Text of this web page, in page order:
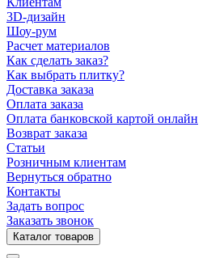
3D-дизайн
Шоу-рум
Расчет материалов
Как сделать заказ?
Как выбрать плитку?
Доставка заказа
Оплата заказа
Оплата банковской картой онлайн
Возврат заказа
Статьи
Розничным клиентам
Вернуться обратно
Контакты
Задать вопрос
Заказать звонок
Каталог товаров